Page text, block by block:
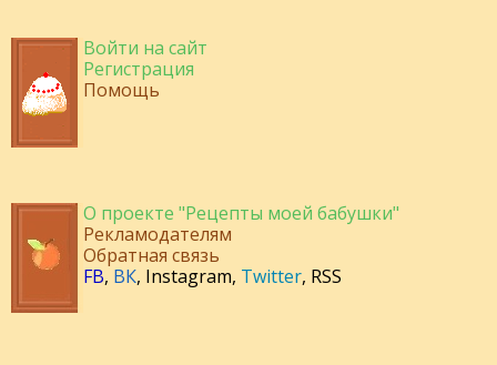
Войти на сайт
Регистрация
Помощь
О проекте "Рецепты моей бабушки"
Рекламодателям
Обратная связь
FB, ВК, Instagram, Twitter, RSS